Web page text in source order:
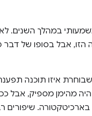
אבל בסופו של דבר
שבוחרת איזו תוכנה
מהימן מספיק, אבל
בארכיטקטורה. שיפורים